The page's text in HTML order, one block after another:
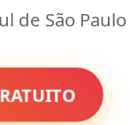
de São Paulo